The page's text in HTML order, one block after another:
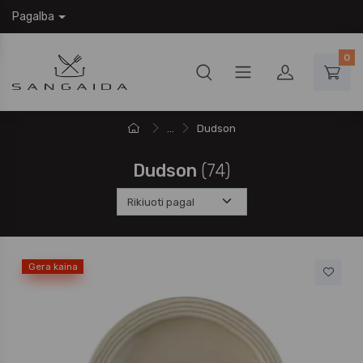
Pagalba
0
... Dudson
Dudson (74)
Gera kaina